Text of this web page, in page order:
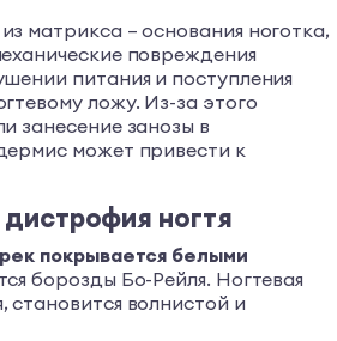
матрикса – основания ноготка,
повреждения
питания и поступления
ложу. Из-за этого
занесение занозы в
может привести к
ногтя
покрывается белыми
борозды Бо-Рейля. Ногтевая
волнистой и